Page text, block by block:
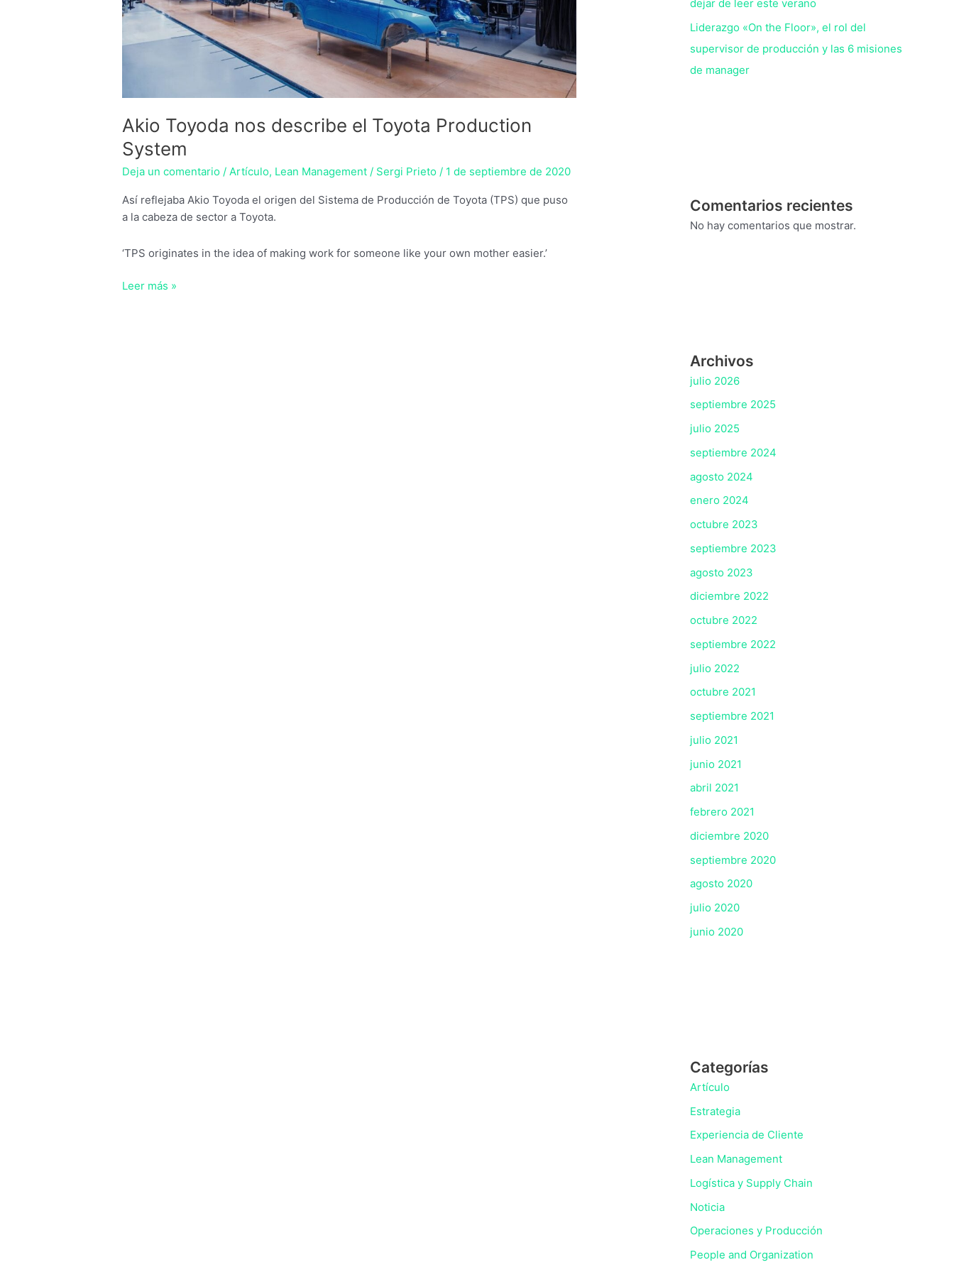
Akio Toyoda nos describe el Toyota Production
System
Deja un comentario /Artículo, Lean Management / Sergi Prieto/ 1 de septiembre de 2020
Así reflejaba Akio Toyoda el origen del Sistema de Producción de Toyota (TPS) que puso
a la cabeza de sector a Toyota.
‘TPS originates in the idea of making work for someone like your own mother easier.’
Leer más »
dejar de leer este verano
Liderazgo «On the Floor», el rol del
supervisor de producción y las 6 misiones
de manager
Comentarios recientes
No hay comentarios que mostrar.
Archivos
julio 2026
septiembre 2025
julio 2025
septiembre 2024
agosto 2024
enero 2024
octubre 2023
septiembre 2023
agosto 2023
diciembre 2022
octubre 2022
septiembre 2022
julio 2022
octubre 2021
septiembre 2021
julio 2021
junio 2021
abril 2021
febrero 2021
diciembre 2020
septiembre 2020
agosto 2020
julio 2020
junio 2020
Categorías
Artículo
Estrategia
Experiencia de Cliente
Lean Management
Logística y Supply Chain
Noticia
Operaciones y Producción
People and Organization